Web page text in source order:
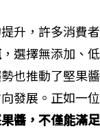
升，許多消費
，選擇無添加、
也推動了堅果
發展。正如一
醬，不僅能滿